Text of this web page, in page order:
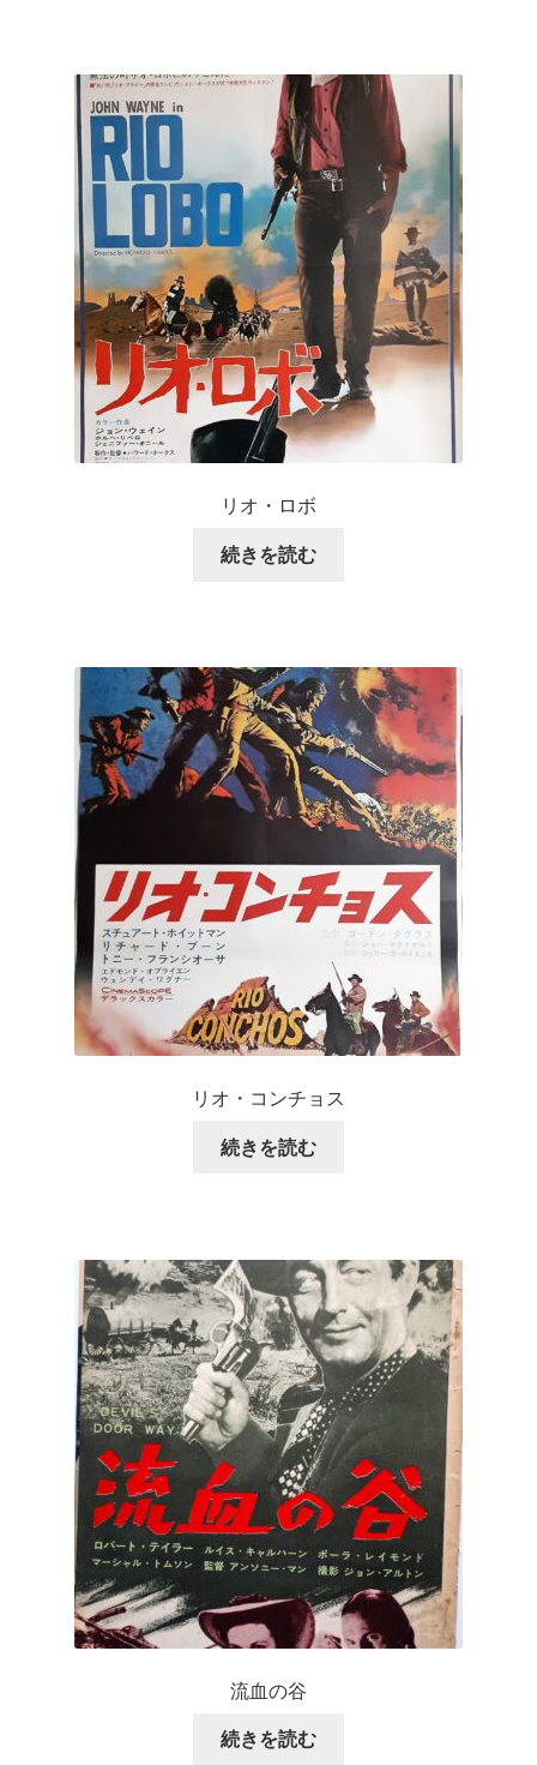
リオ・ロボ
続きを読む
リオ・コンチョス
続きを読む
流血の谷
続きを読む